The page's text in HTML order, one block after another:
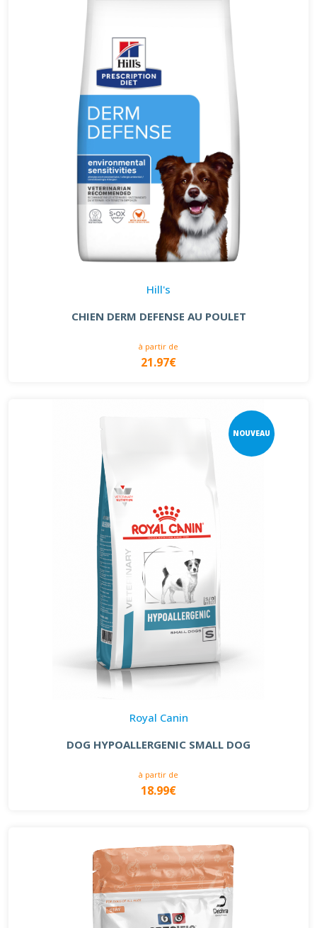
Hill's
CHIEN DERM DEFENSE AU POULET
à partir de
21.97€
NOUVEAU
Royal Canin
DOG HYPOALLERGENIC SMALL DOG
à partir de
18.99€